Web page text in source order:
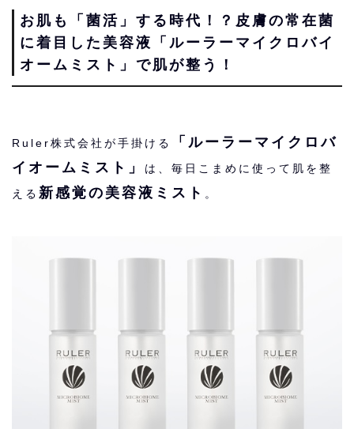
お肌も「菌活」する時代！？皮膚の常在菌
に着目した美容液「ルーラーマイクロバイ
オームミスト」で肌が整う！
Ruler株式会社が手掛ける
「ルーラーマイクロバ
イオームミスト」
は、毎日こまめに使って肌を整
える 新感覚の美容液ミスト 。